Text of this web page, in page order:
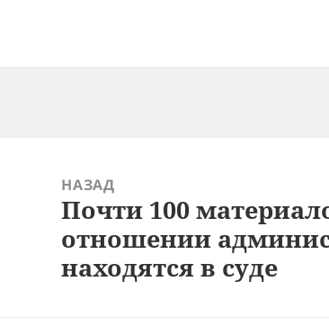
записям
НАЗАД
Предыдущая
запись:
Почти 100
отношении
находятся в суде